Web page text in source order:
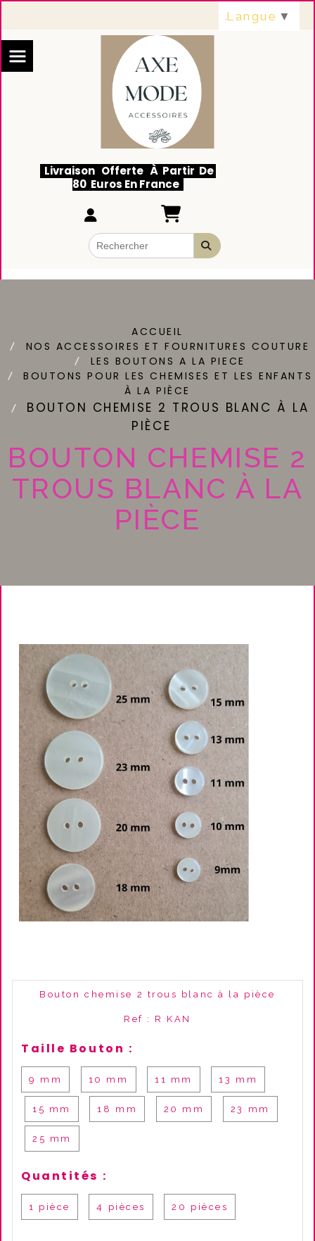
Livraison Offerte À Partir De
80 Euros En France
ACCUEIL
NOS ACCESSOIRES ET FOURNITURES COUTURE
LES BOUTONS A LA PIECE
BOUTONS POUR LES CHEMISES ET LES ENFANTS
À LA PIÈCE
BOUTON CHEMISE 2 TROUS BLANC À LA
PIÈCE
BOUTON CHEMISE 2
TROUS BLANC À LA
PIÈCE
Bouton chemise 2 trous blanc à la pièce
Ref : R KAN
Taille Bouton :
9 mm 10 mm 11 mm 13 mm
15 mm 18 mm 20 mm 23 mm
25 mm
Quantités :
1 pièce 4 pièces 20 pièces
Langue ▼
Panneau de gestion des cookies